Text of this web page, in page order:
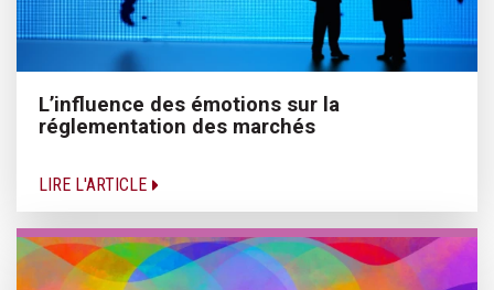
L’influence des émotions sur la
réglementation des marchés
LIRE L'ARTICLE